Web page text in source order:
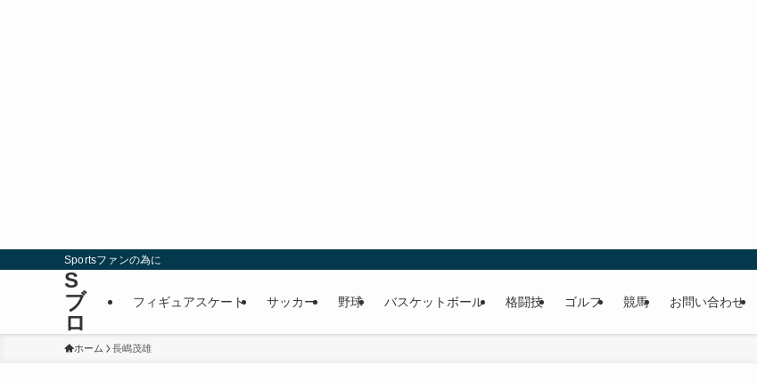
Sportsファンの為に
S
ブ
ロ
フィギュアスケート サッカー 野球 バスケットボール 格闘技 ゴルフ 競馬 お問い合わせ
ホーム 長嶋茂雄